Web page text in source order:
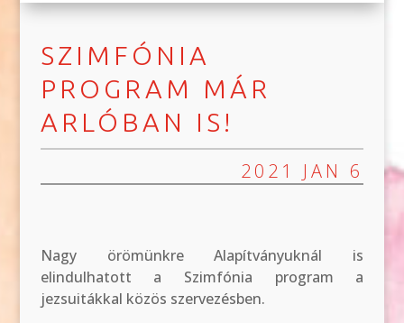
SZIMFÓNIA
PROGRAM MÁR
ARLÓBAN IS!
2021 JAN 6
Nagy örömünkre Alapítványuknál is
elindulhatott a Szimfónia program a
jezsuitákkal közös szervezésben.